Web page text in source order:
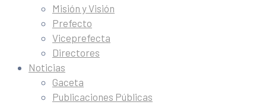
Misión y Visión
Prefecto
Viceprefecta
Directores
Noticias
Gaceta
Publicaciones Públicas